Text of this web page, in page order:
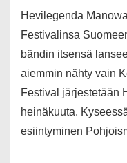
Hevilegenda
Festivalinsa
bändin itsensä
aiemmin nähty vain
Festival järjestetään
heinäkuuta.
esiintyminen